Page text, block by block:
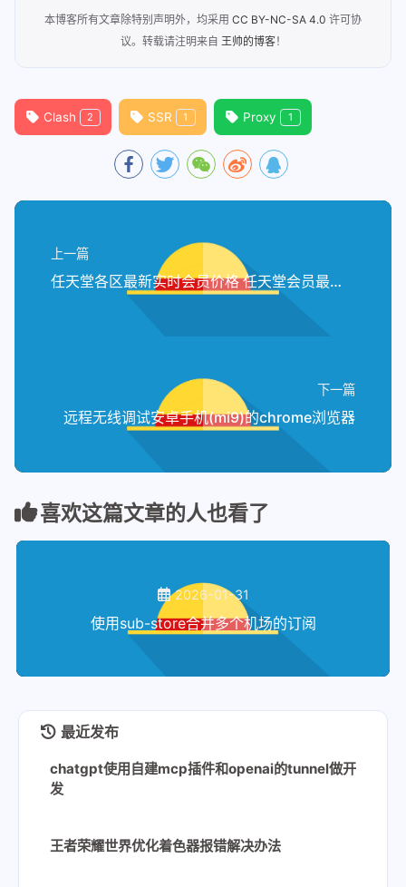
本博客所有文章除特别声明外，均采用 CC BY-NC-SA 4.0 许可协
议。转载请注明来自 王帅的博客！
Clash 2 SSR 1 Proxy 1
上一篇
任天堂各区最新实时会员价格 任天堂会员最新价格 任天堂会员实时价格
下一篇
远程无线调试安卓手机(mi9)的chrome浏览器
喜欢这篇文章的人也看了
2026-01-31
使用sub-store合并多个机场的订阅
最近发布
chatgpt使用自建mcp插件和openai的tunnel做开
发
王者荣耀世界优化着色器报错解决办法